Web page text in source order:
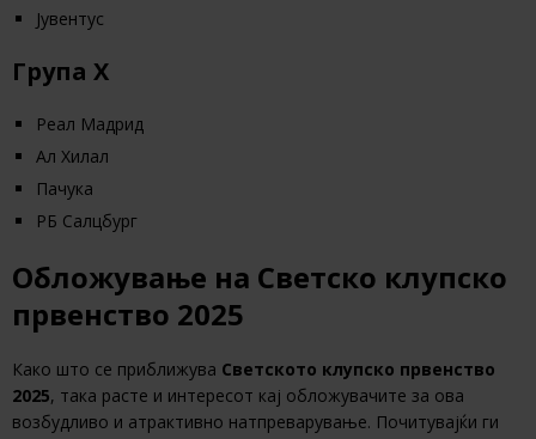
Јувентус
Група Х
Реал Мадрид
Ал Хилал
Пачука
РБ Салцбург
Обложување на Светско клупско
првенство 2025
Како што се приближува Светското клупско првенство
2025, така расте и интересот кај обложувачите за ова
возбудливо и атрактивно натпреварување. Почитувајќи ги